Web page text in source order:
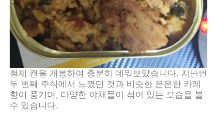
철제 캔을 개봉하여 충분히 데워보았습니다. 지난번
두 번째 주식에서 느꼈던 것과 비슷한 은은한 카레
향이 풍기며, 다양한 야채들이 섞여 있는 모습을 볼
수 있습니다.